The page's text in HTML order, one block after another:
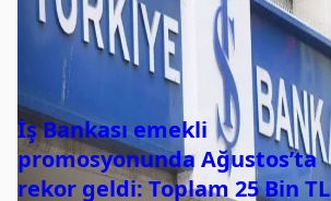
İş Bankası emekli
promosyonunda Ağustos’ta
rekor geldi: Toplam 25 Bin TL